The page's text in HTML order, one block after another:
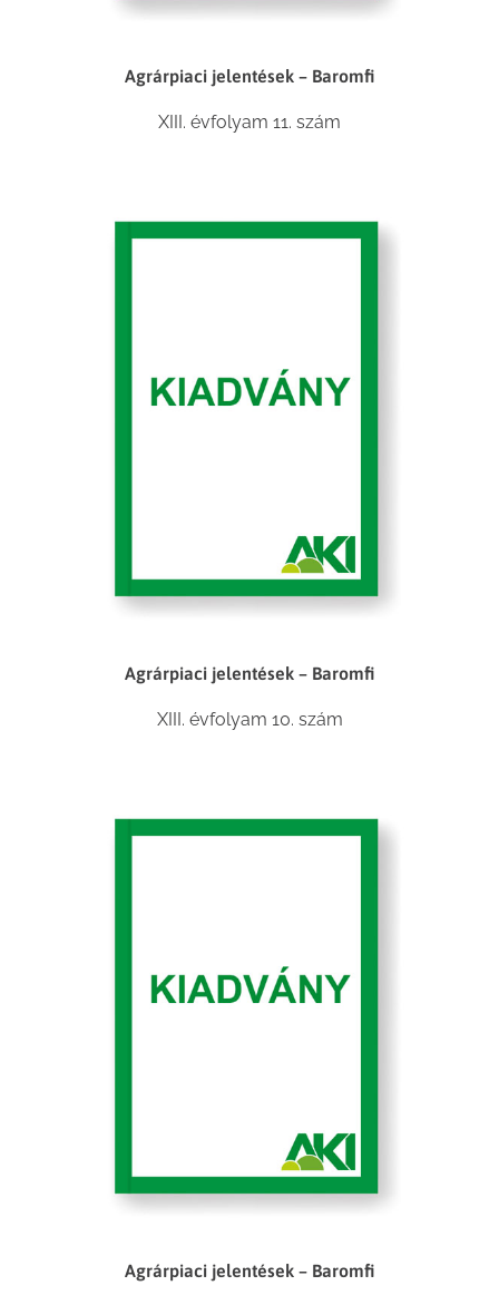
Agrárpiaci jelentések – Baromfi
XIII. évfolyam 11. szám
Agrárpiaci jelentések – Baromfi
XIII. évfolyam 10. szám
Agrárpiaci jelentések – Baromfi